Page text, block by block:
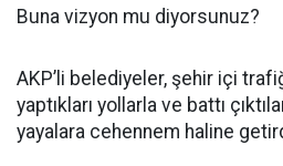
Buna vizyon mu diyorsunuz?
AKP’li belediyeler, şehir içi
yaptıkları yollarla ve battı
yayalara cehennem haline